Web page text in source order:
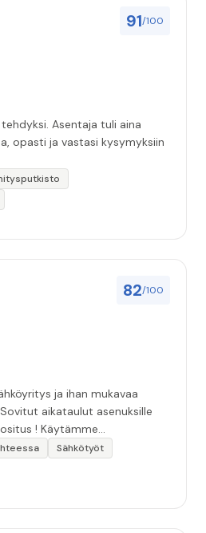
91/100
Asentaja tuli aina
opasti ja vastasi kysymyksiin
82/100
ja ihan mukavaa
! Käytämme
Sähkötyöt